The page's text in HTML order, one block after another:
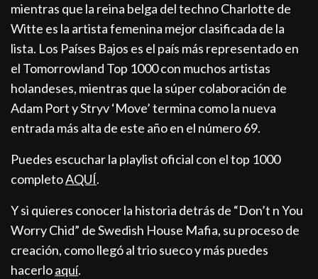
mientras que la reina belga del techno Charlotte de
Witte es la artista femenina mejor clasificada de la
lista. Los Países Bajos es el país más representado en
el Tomorrowland Top 1000 con muchos artistas
holandeses, mientras que la súper colaboración de
Adam Port y Stryv ‘Move’ termina como la nueva
entrada más alta de este año en el número 69.
Puedes escuchar la playlist oficial con el top 1000
completoAQUÍ.
Y si quieres conocer la historia detrás de “Don’t n You
Worry Chid” de Swedish House Mafia, su proceso de
creación, como llegó al trio sueco y más puedes
hacerloaquí.